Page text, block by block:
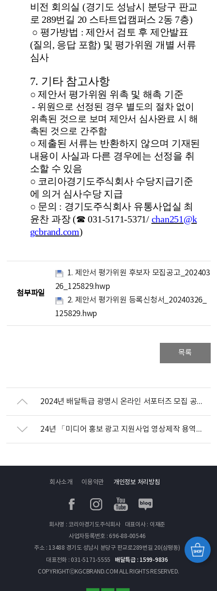
첨부파일
1. 제안서 평가위원 후보자 모집공고_202403
26_125829.hwp
2. 제안서 평가위원 등록신청서_20240326_
125829.hwp
비전 회의실 (경기도 성남시 분당구 판교
로 289번길 20 스타트업캠퍼스 2동 7층)
○ 평가방법 : 제안서 검토 후 제안발표
(질의 , 응답 포함) 및 평가위원 개별 서류
심사
7. 기타 참고사항
○ 제안서 평가위원 위촉 및 해촉 기준
- 위원으로 선정된 경우 별도의 절차 없이
위촉된 것으로 보며 제안서 심사완료 시 해
촉된 것으로 간주함
○ 제출된 서류는 반환하지 않으며 기재된
내용이 사실과 다른 경우에는 선정을 취
소할 수 있음
○ 코리아경기도주식회사 수당지급기준
에 의거 심사수당 지급
○ 문의 : 경기도주식회사 유통사업실 최
윤찬 과장(☎031-5171-5371/ chan251@k
gcbrand.com)
목록
2024년 배달특급 광명시 온라인 서포터즈 모집 공고 및 지원 서식 안내(~4/10 연장)
24년 「미디어 홍보 광고 지원사업 영상제작 용역」 제안서 평가위원 후보자 모집 안내
회사소개 이용약관 개인정보 처리방침
페이스북인스타그램유투브 블로그
회사명 : 코리아경기도주식회사
대표이사 : 이재준
사업자등록번호 : 696-88-00546
주소 : 13488 경기도 성남시 분당구 판교로289번길 20(삼평동)
대표전화 : 031-5171-5555
배달특급 : 1599-9836
COPYRIGHTⓒKGCBRAND.COM ALL RIGHTS RESERVED.
경기
쇼핑